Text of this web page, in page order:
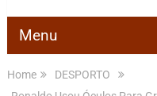
Menu
Home
DESPORTO